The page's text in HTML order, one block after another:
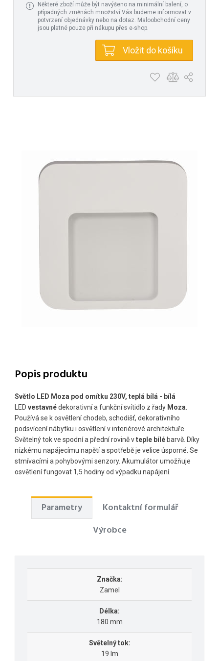
Některé zboží může být navýšeno na minimální balení, o
případných změnách množství Vás budeme informovat v
potvrzení objednávky nebo na dotaz. Maloobchodní ceny
jsou platné pouze při nákupu přes e-shop.
Vložit do košíku
Popis produktu
Světlo LED Moza pod omítku 230V, teplá bílá - bílá
LED vestavnédekorativní a funkční svítidlo z řady Moza
Používá se k osvětlení chodeb, schodišť, dekorativního
podsvícení nábytku i osvětlení v interiérové ​​architektuře.
Světelný tok ve spodní a přední rovině vteple bílé barvě. Díky
nízkému napájecímu napětí a spotřebě je velice úsporné. Se
stmívacími a pohybovými senzory. Akumulátor umožňuje
osvětlení fungovat 1,5 hodiny od výpadku napájení.
Parametry
Kontaktní formulář
Výrobce
Značka:
Zamel
Délka:
180 mm
Světelný tok:
19 lm